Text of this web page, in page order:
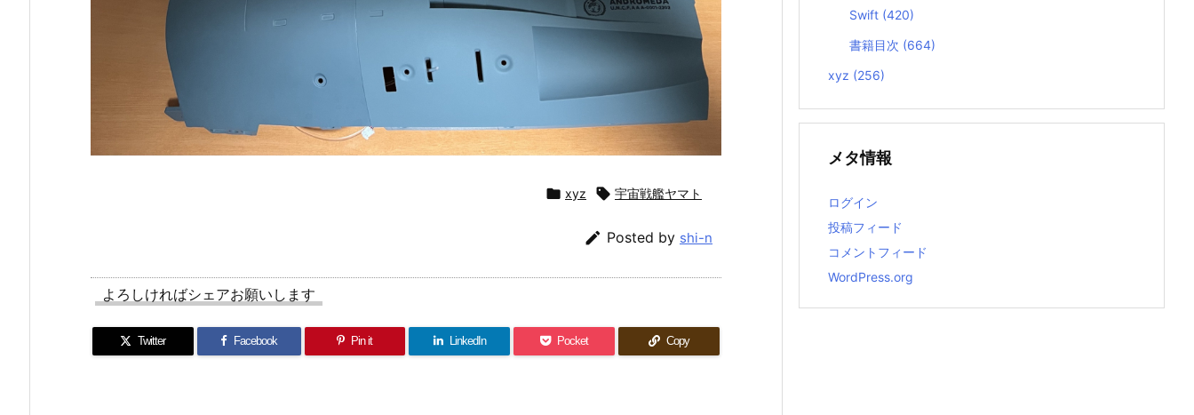
 xyz  宇宙戦艦ヤマト
 Posted by shi-n
よろしければシェアお願いします
Twitter Facebook Pin it LinkedIn Pocket Copy
Swift (420)
書籍目次 (664)
xyz (256)
メタ情報
ログイン
投稿フィード
コメントフィード
WordPress.org